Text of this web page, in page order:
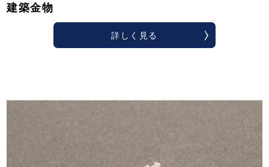
建築金物
詳しく見る